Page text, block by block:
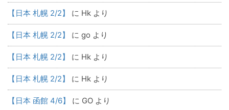
【日本 札幌 2/2】 に Hk より
【日本 札幌 2/2】 に go より
【日本 札幌 2/2】 に Hk より
【日本 札幌 2/2】 に Hk より
【日本 函館 4/6】 に GO より